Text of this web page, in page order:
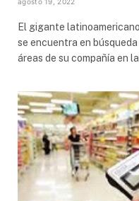
El gigante
se encuentra en
áreas de su compañía en